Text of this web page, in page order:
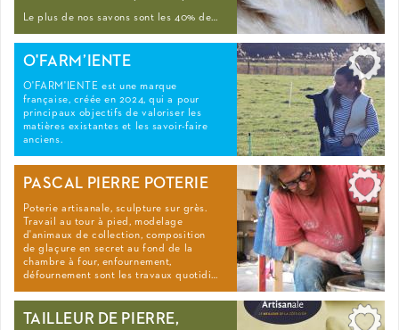
Le plus de nos savons sont les 40% de…
O'FARM’IENTE
O'FARM'IENTE est une marque
française, créée en 2024, qui a pour
principaux objectifs de valoriser les
matières existantes et les savoir-faire
anciens.
PASCAL PIERRE POTERIE
Poterie artisanale, sculpture sur grès.
Travail au tour à pied, modelage
d'animaux de collection, composition
de glaçure en secret au fond de la
chambre à four, enfournement,
défournement sont les travaux quotidi…
TAILLEUR DE PIERRE,